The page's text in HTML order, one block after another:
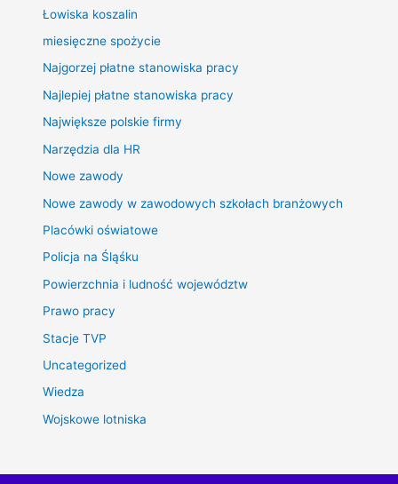
Łowiska koszalin
miesięczne spożycie
Najgorzej płatne stanowiska pracy
Najlepiej płatne stanowiska pracy
Największe polskie firmy
Narzędzia dla HR
Nowe zawody
Nowe zawody w zawodowych szkołach branżowych
Placówki oświatowe
Policja na Śląśku
Powierzchnia i ludność województw
Prawo pracy
Stacje TVP
Uncategorized
Wiedza
Wojskowe lotniska